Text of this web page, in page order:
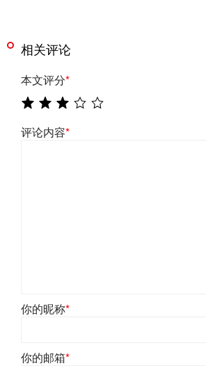
相关评论
本文评分*
评论内容*
你的昵称*
你的邮箱*